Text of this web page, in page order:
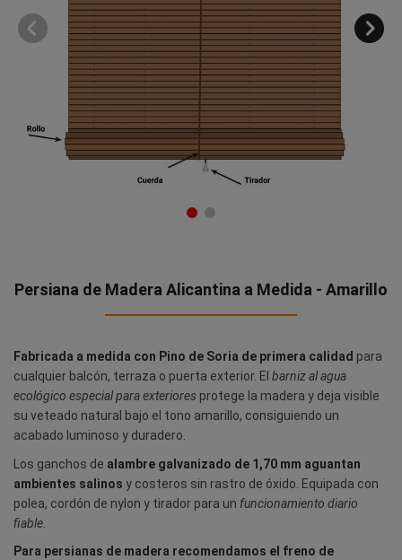
Persiana de Madera Alicantina a Medida - Amarillo
Fabricada a medida con Pino de Soria de primera calidad para
cualquier balcón, terraza o puerta exterior. El barniz al agua
ecológico especial para exteriores protege la madera y deja visible
su veteado natural bajo el tono amarillo, consiguiendo un
acabado luminoso y duradero.
Los ganchos de alambre galvanizado de 1,70 mm aguantan
ambientes salinos y costeros sin rastro de óxido. Equipada con
polea, cordón de nylon y tirador para un funcionamiento diario
fiable.
Para persianas de madera recomendamos el freno de